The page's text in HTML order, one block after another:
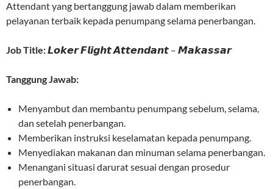
Attendant yang bertanggung jawab dalam memberikan
pelayanan terbaik kepada penumpang selama penerbangan.
Job Title:𝙇𝙤𝙠𝙚𝙧 𝙁𝙡𝙞𝙜𝙝𝙩 𝘼𝙩𝙩𝙚𝙣𝙙𝙖𝙣𝙩 – 𝙈𝙖𝙠𝙖𝙨𝙨𝙖𝙧
Tanggung Jawab:
Menyambut dan membantu penumpang sebelum, selama,
dan setelah penerbangan.
Memberikan instruksi keselamatan kepada penumpang.
Menyediakan makanan dan minuman selama penerbangan.
Menangani situasi darurat sesuai dengan prosedur
penerbangan.